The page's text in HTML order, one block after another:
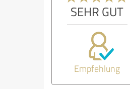
SEHR GUT
Empfehlung